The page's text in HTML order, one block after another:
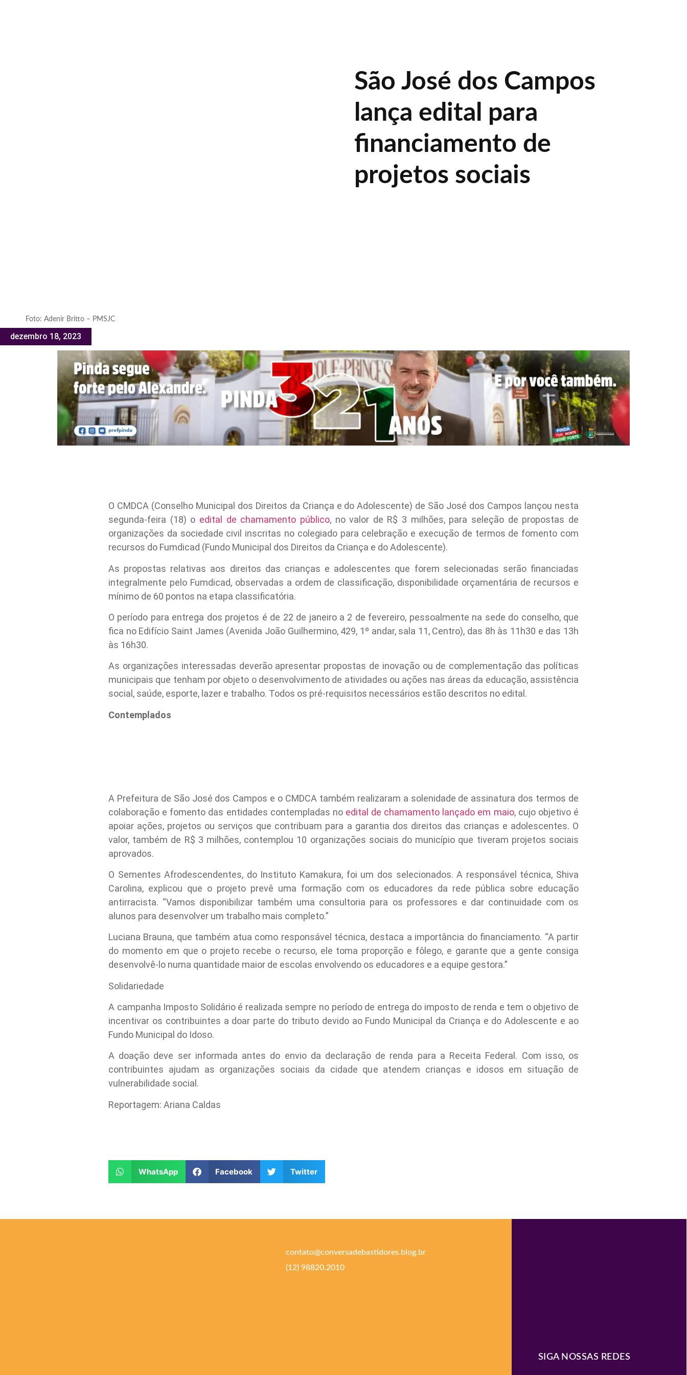
Foto: Adenir Britto – PMSJC
dezembro 18, 2023
São José dos Campos
lança edital para
financiamento de
projetos sociais
O CMDCA (Conselho Municipal dos Direitos da Criança e do Adolescente) de São José dos Campos lançou nesta
segunda-feira (18) o edital de chamamento público, no valor de R$ 3 milhões, para seleção de propostas de
organizações da sociedade civil inscritas no colegiado para celebração e execução de termos de fomento com
recursos do Fumdicad (Fundo Municipal dos Direitos da Criança e do Adolescente).
As propostas relativas aos direitos das crianças e adolescentes que forem selecionadas serão financiadas
integralmente pelo Fumdicad, observadas a ordem de classificação, disponibilidade orçamentária de recursos e
mínimo de 60 pontos na etapa classificatória.
O período para entrega dos projetos é de 22 de janeiro a 2 de fevereiro, pessoalmente na sede do conselho, que
fica no Edifício Saint James (Avenida João Guilhermino, 429, 1º andar, sala 11, Centro), das 8h às 11h30 e das 13h
às 16h30.
As organizações interessadas deverão apresentar propostas de inovação ou de complementação das políticas
municipais que tenham por objeto o desenvolvimento de atividades ou ações nas áreas da educação, assistência
social, saúde, esporte, lazer e trabalho. Todos os pré-requisitos necessários estão descritos no edital.
Contemplados
A Prefeitura de São José dos Campos e o CMDCA também realizaram a solenidade de assinatura dos termos de
colaboração e fomento das entidades contempladas no edital de chamamento lançado em maio, cujo objetivo é
apoiar ações, projetos ou serviços que contribuam para a garantia dos direitos das crianças e adolescentes. O
valor, também de R$ 3 milhões, contemplou 10 organizações sociais do município que tiveram projetos sociais
aprovados.
O Sementes Afrodescendentes, do Instituto Kamakura, foi um dos selecionados. A responsável técnica, Shiva
Carolina, explicou que o projeto prevê uma formação com os educadores da rede pública sobre educação
antirracista. “Vamos disponibilizar também uma consultoria para os professores e dar continuidade com os
alunos para desenvolver um trabalho mais completo.”
Luciana Brauna, que também atua como responsável técnica, destaca a importância do financiamento. “A partir
do momento em que o projeto recebe o recurso, ele toma proporção e fôlego, e garante que a gente consiga
desenvolvê-lo numa quantidade maior de escolas envolvendo os educadores e a equipe gestora.”
Solidariedade
A campanha Imposto Solidário é realizada sempre no período de entrega do imposto de renda e tem o objetivo de
incentivar os contribuintes a doar parte do tributo devido ao Fundo Municipal da Criança e do Adolescente e ao
Fundo Municipal do Idoso.
A doação deve ser informada antes do envio da declaração de renda para a Receita Federal. Com isso, os
contribuintes ajudam as organizações sociais da cidade que atendem crianças e idosos em situação de
vulnerabilidade social.
Reportagem: Ariana Caldas
WhatsApp Facebook Twitter
contato@conversadebastidores.blog.br
(12) 98820.2010
SIGA NOSSAS REDES